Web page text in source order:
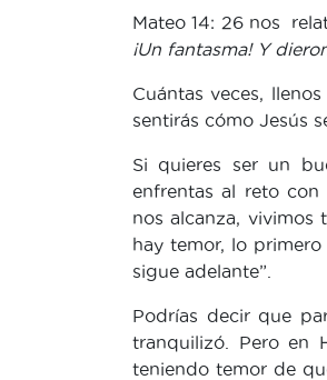
Mateo 14: 26 nos
¡Un fantasma! Y
Cuántas veces,
sentirás cómo Jesús
Si quieres ser un
enfrentas al reto
nos alcanza,
hay temor, lo primero
sigue adelante”.
Podrías decir que
tranquilizó. Pero en
teniendo temor de